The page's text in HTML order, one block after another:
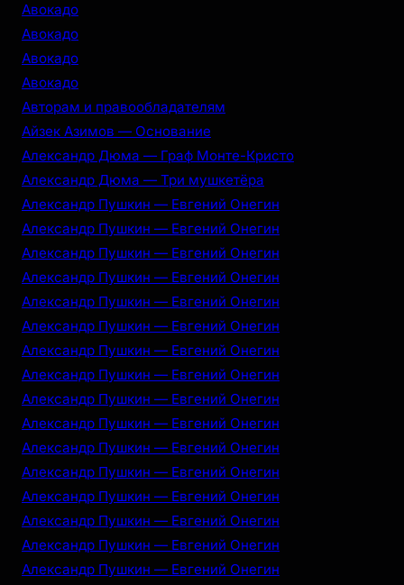
Авокадо
Авокадо
Авокадо
Авокадо
Авторам и правообладателям
Айзек Азимов — Основание
Александр Дюма — Граф Монте-Кристо
Александр Дюма — Три мушкетёра
Александр Пушкин — Евгений Онегин
Александр Пушкин — Евгений Онегин
Александр Пушкин — Евгений Онегин
Александр Пушкин — Евгений Онегин
Александр Пушкин — Евгений Онегин
Александр Пушкин — Евгений Онегин
Александр Пушкин — Евгений Онегин
Александр Пушкин — Евгений Онегин
Александр Пушкин — Евгений Онегин
Александр Пушкин — Евгений Онегин
Александр Пушкин — Евгений Онегин
Александр Пушкин — Евгений Онегин
Александр Пушкин — Евгений Онегин
Александр Пушкин — Евгений Онегин
Александр Пушкин — Евгений Онегин
Александр Пушкин — Евгений Онегин